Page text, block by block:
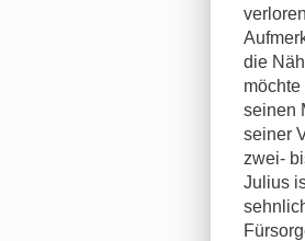
die
seinen
seiner
zwei-
Julius